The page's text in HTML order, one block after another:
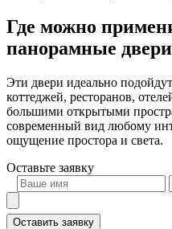
Где можно
панорамные
Эти двери идеально
коттеджей, ресторанов,
большими открытыми
современный вид любому
ощущение простора и света.
Оставьте заявку
Оставить заявку